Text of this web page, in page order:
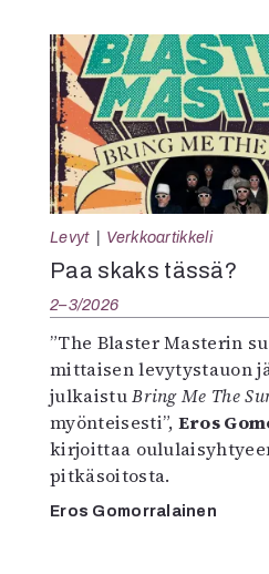
Levyt Verkkoartikkeli
Paa skaks tässä?
2–3/2026
”The Blaster Masterin
mittaisen levytystauon
julkaistuBring Me The
myönteisesti”, Eros
kirjoittaa
pitkäsoitosta.
Eros Gomorralainen